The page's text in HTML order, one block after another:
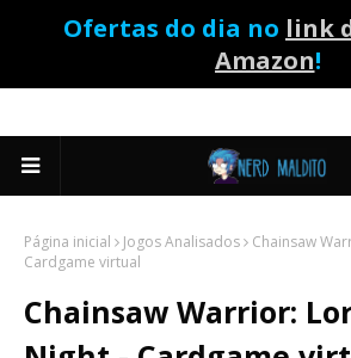
Ofertas do dia no link
Amazon!
Página inicial Jogos Analisados
Chainsaw
Cardgame virtual
Chainsaw Warrior: